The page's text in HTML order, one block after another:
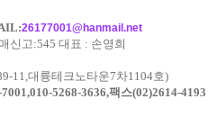
26177001@hanmail.net
신고:545 대표 : 손영희
11,대륭테크노타운7차1104호)
5268-3636,팩스(02)2614-4193